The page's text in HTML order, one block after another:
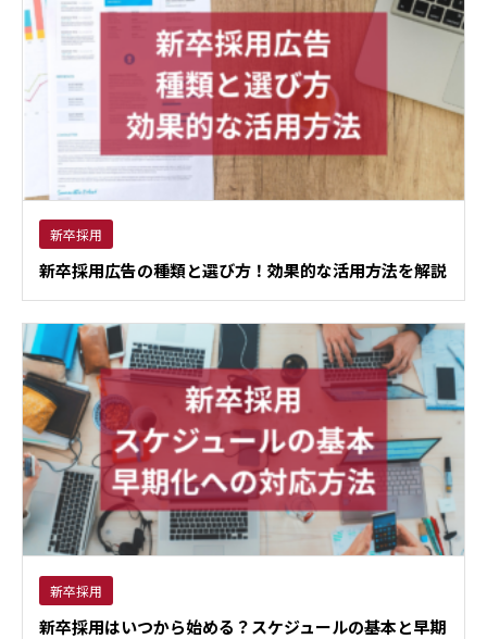
新卒採用
新卒採用広告の種類と選び方！効果的な活用方法を解説
新卒採用
新卒採用はいつから始める？スケジュールの基本と早期